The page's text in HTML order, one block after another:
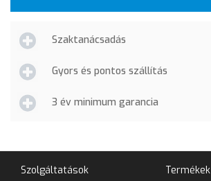
Szaktanácsadás
Gyors és pontos szállítás
3 év minimum garancia
Szolgáltatások Termékek